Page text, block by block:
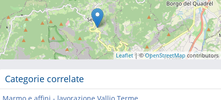
Leaflet | ©OpenStreetMap contributors
Categorie correlate